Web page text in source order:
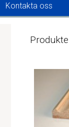
Kontakta oss